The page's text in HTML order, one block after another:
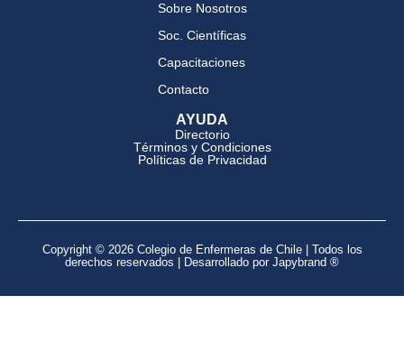
Sobre Nosotros
Soc. Científicas
Capacitaciones
Contacto
AYUDA
Directorio
Términos y Condiciones
Políticas de Privacidad
Copyright © 2026 Colegio de Enfermeras de Chile | Todos los
derechos reservados | Desarrollado por Japybrand ®